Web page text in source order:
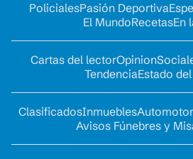
PolicialesPasión Deportiva
El MundoRecetasEn
Cartas del lectorOpinion
TendenciaEstado
ClasificadosInmuebles
Avisos Fúnebres y